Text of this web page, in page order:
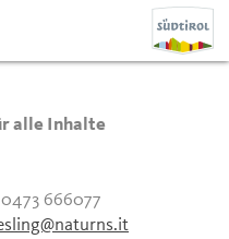
alle Inhalte
0473 666077